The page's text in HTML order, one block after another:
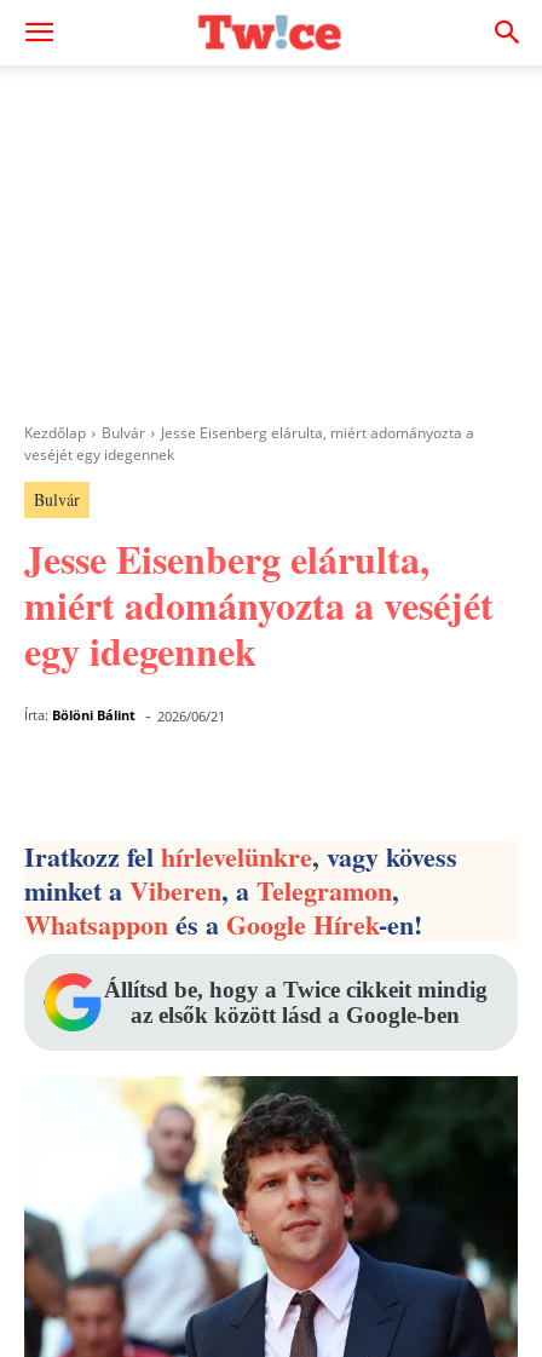
Kezdőlap Bulvár
Jesse Eisenberg elárulta, miért adományozta a
veséjét egy idegennek
Bulvár
Jesse Eisenberg elárulta,
miért adományozta a veséjét
egy idegennek
Írta: Bölöni Bálint - 2026/06/21
Iratkozz felhírlevelünkre, vagy kövess
minket aViberen, aTelegramon,
Whatsapponés aGoogle Hírek-en!
Állítsd be, hogy a Twice cikkeit mindig
az elsők között lásd a Google-ben